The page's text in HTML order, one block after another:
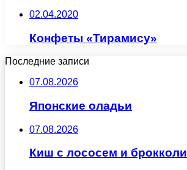
02.04.2020
Конфеты «Тирамису»
Последние записи
07.08.2026
Японские оладьи
07.08.2026
Киш с лососем и брокколи